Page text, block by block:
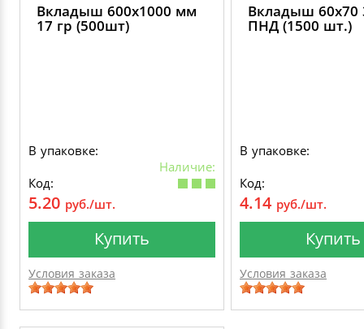
Вкладыш 600х1000 мм
17 гр (500шт)
В упаковке:
Наличие:
Код:
5.20 руб./шт.
Купить
Условия заказа
Вкладыш 60х70
ПНД (1500 шт.)
В упаковке:
Код:
4.14 руб./шт.
Купить
Условия заказа